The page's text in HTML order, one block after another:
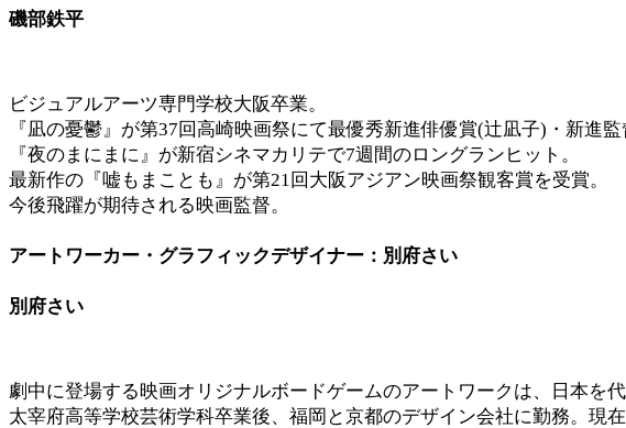
磯部鉄平
ビジュアルアーツ専門学校大阪卒業。
『凪の憂鬱』が第37回高崎映画祭にて最優秀新進俳優賞(辻󠄀凪子)・新進監
『夜のまにまに』が新宿シネマカリテで7週間のロングランヒット。
最新作の『嘘もまことも』が第21回大阪アジアン映画祭観客賞を受賞。
今後飛躍が期待される映画監督。
アートワーカー・グラフィックデザイナー：別府さい
別府さい
劇中に登場する映画オリジナルボードゲームのアートワークは、日本を
太宰府高等学校芸術学科卒業後、福岡と京都のデザイン会社に勤務。現